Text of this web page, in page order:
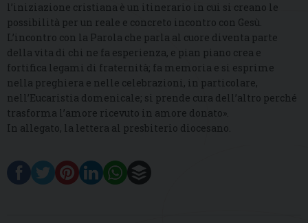
l’iniziazione cristiana è un itinerario in cui si creano le
possibilità per un reale e concreto incontro con Gesù.
L’incontro con la Parola che parla al cuore diventa parte
della vita di chi ne fa esperienza, e pian piano crea e
fortifica legami di fraternità; fa memoria e si esprime
nella preghiera e nelle celebrazioni, in particolare,
nell’Eucaristia domenicale; si prende cura dell’altro perché
trasforma l’amore ricevuto in amore donato».
In allegato, la lettera al presbiterio diocesano.